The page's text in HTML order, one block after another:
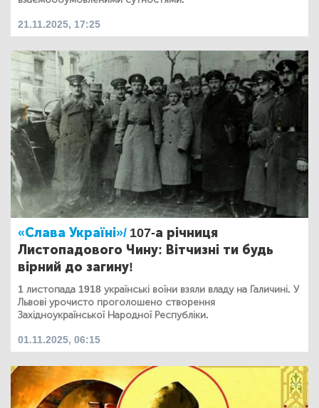
21.11.2025, 17:25
«Слава Україні»/ 107-а річниця
Листопадового Чину: Вітчизні ти будь
вірний до загину!
1 листопада 1918 українські воїни взяли владу на Галичині. У
Львові урочисто проголошено створення
Західноукраїнської Народної Республіки.
01.11.2025, 06:15